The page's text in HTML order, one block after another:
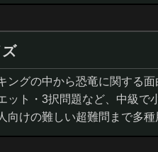
ングの中から恐竜に関する
ット・3択問題など、中級で
向けの難しい超難問まで多
サウルス,アロサウルス,モサ